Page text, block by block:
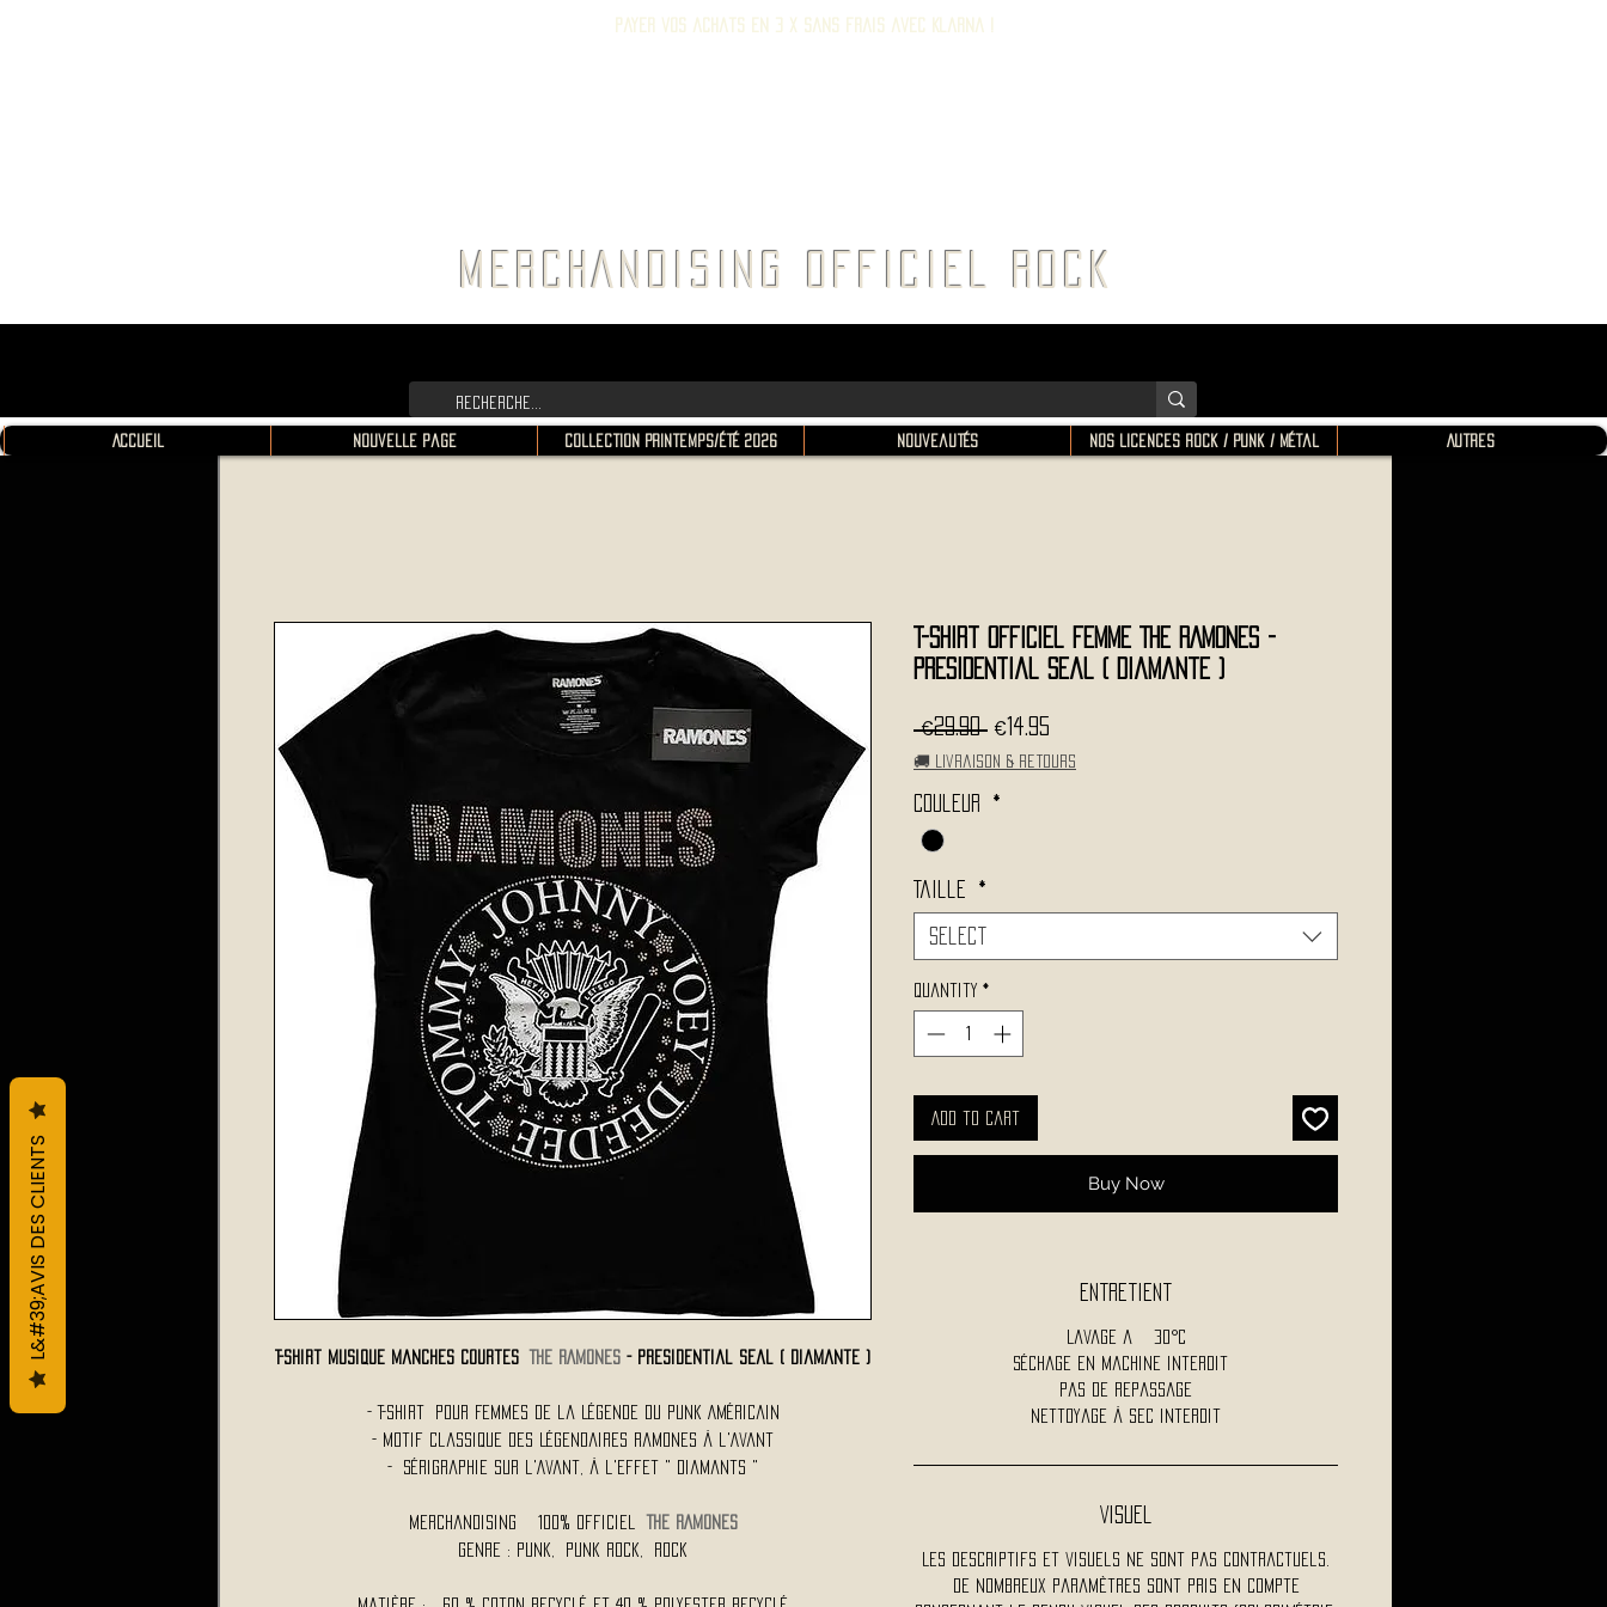
Payer vos achats en 3 x sans frais avec Klarna !
MERCHANDISING OFFICIEL ROCK
Accueil Nouvelle page Collection Printemps/Été 2026 Nouveautés Nos Licences Rock / Punk / Métal Autres
T-Shirt Musique Manches Courtes THE RAMONES - Presidential Seal ( Diamante )
- T-Shirt Pour Femmes de la Légende du Punk Américain
- Motif Classique des Légendaires Ramones à l'Avant
- Sérigraphie sur l'Avant, à l'Effet " Diamants "
Merchandising 100% Officiel
THE RAMONES
Genre : Punk, Punk Rock, Rock
T-Shirt Officiel Femme THE RAMONES -
Presidential Seal ( Diamante )
€29.90 Regular
Price
€14.95
Price
🚚 Livraison & retours
Couleur *
Taille *
Select
Quantity *
Add to Cart
Buy Now
Entretient
Lavage a 30°C
Séchage en machine interdit
Pas de repassage
Nettoyage à sec interdit
Visuel
Les descriptifs et visuels ne sont pas contractuels.
De nombreux paramètres sont pris en compte
L&#39;AVIS DES CLIENTS